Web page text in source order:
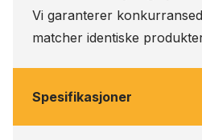
Vi garanterer
matcher identiske
Spesifikasjoner